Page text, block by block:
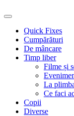
Quick Fixes
Cumpărături
De mâncare
Timp liber
Filme și
La
Ce faci
Copii
Diverse